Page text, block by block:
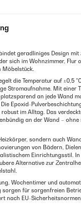
geradliniges Design mit
sich im Wohnzimmer, Flur
Möbelstück.
die Temperatur auf ±0,5
Stromaufnahme. Mit einer
an jede Wand
Epoxid-
im Alltag. Das
an der Wand –
sondern auch
von Bädern,
Einrichtungsstil.
Alternative zur
Wochentimer und
für sorgenfreien
nach EU-